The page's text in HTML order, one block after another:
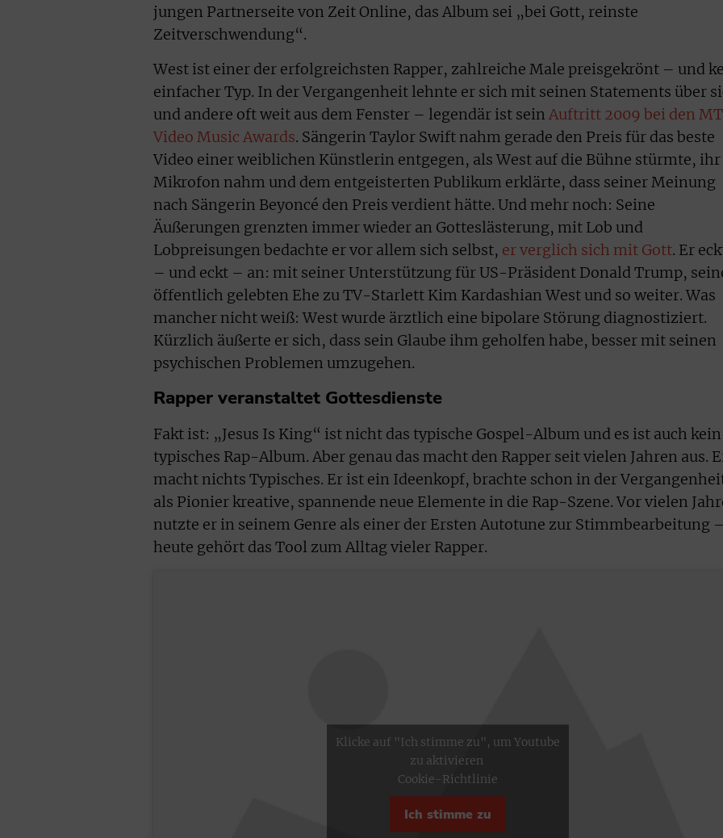
jungen Partnerseite von Zeit Online, das Album sei „bei Gott, reinste
Zeitverschwendung“.
West ist einer der erfolgreichsten Rapper, zahlreiche Male preisgekrönt – und
einfacher Typ. In der Vergangenheit lehnte er sich mit seinen Statements über
und andere oft weit aus dem Fenster – legendär ist sein Auftritt 2009 bei den
Video Music Awards. Sängerin Taylor Swift nahm gerade den Preis für das beste
Video einer weiblichen Künstlerin entgegen, als West auf die Bühne stürmte, ihr
Mikrofon nahm und dem entgeisterten Publikum erklärte, dass seiner Meinung
nach Sängerin Beyoncé den Preis verdient hätte. Und mehr noch: Seine
Äußerungen grenzten immer wieder an Gotteslästerung, mit Lob und
Lobpreisungen bedachte er vor allem sich selbst, er verglich sich mit Gott. Er
– und eckt – an: mit seiner Unterstützung für US-Präsident Donald Trump,
öffentlich gelebten Ehe zu TV-Starlett Kim Kardashian West und so weiter. Was
mancher nicht weiß: West wurde ärztlich eine bipolare Störung diagnostiziert.
Kürzlich äußerte er sich, dass sein Glaube ihm geholfen habe, besser mit seinen
psychischen Problemen umzugehen.
Rapper veranstaltet Gottesdienste
Fakt ist: „Jesus Is King“ ist nicht das typische Gospel-Album und es ist auch kein
typisches Rap-Album. Aber genau das macht den Rapper seit vielen Jahren aus.
macht nichts Typisches. Er ist ein Ideenkopf, brachte schon in der
als Pionier kreative, spannende neue Elemente in die Rap-Szene. Vor vielen
nutzte er in seinem Genre als einer der Ersten Autotune zur Stimmbearbeitung –
heute gehört das Tool zum Alltag vieler Rapper.
Klicke auf "Ich stimme zu", um Youtube
zu aktivieren
Cookie-Richtlinie
Ich stimme zu